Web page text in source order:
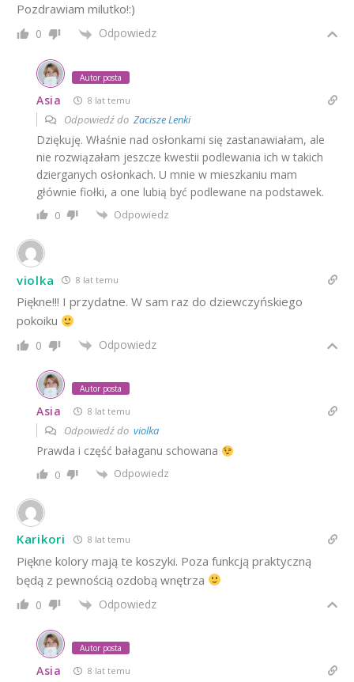
Pozdrawiam milutko!:)
0 Odpowiedz
Autor posta
Asia 8 lat temu
Odpowiedź do Zacisze Lenki
Dziękuję. Właśnie nad osłonkami się zastanawiałam, ale
nie rozwiązałam jeszcze kwestii podlewania ich w takich
dzierganych osłonkach. U mnie w mieszkaniu mam
głównie fiołki, a one lubią być podlewane na podstawek.
0 Odpowiedz
violka 8 lat temu
Piękne!!! I przydatne. W sam raz do dziewczyńskiego
pokoiku
0 Odpowiedz
Autor posta
Asia 8 lat temu
Odpowiedź do violka
Prawda i część bałaganu schowana
0 Odpowiedz
Karikori 8 lat temu
Piękne kolory mają te koszyki. Poza funkcją praktyczną
będą z pewnością ozdobą wnętrza
0 Odpowiedz
Autor posta
Asia 8 lat temu